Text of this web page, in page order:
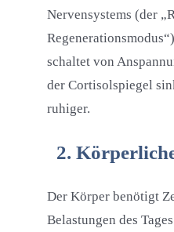
Nervensystems (der
schaltet von
der Cortisolspiegel
ruhiger.
2.
Der Körper benötigt
Belastungen des